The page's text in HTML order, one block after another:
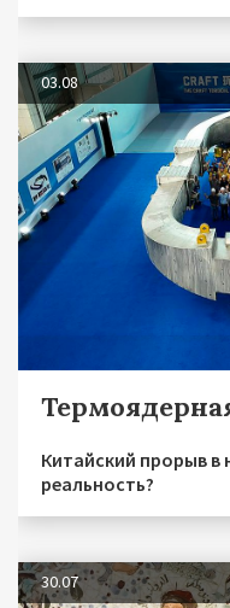
03.08
Китайский прорыв в
реальность?
30.07